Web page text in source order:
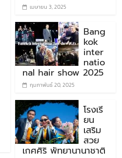
เมษายน 3, 2025
Bang
kok
inter
natio
nal hair show 2025
กุมภาพันธ์ 20, 2025
โรงเรี
ยน
เสริม
สวย
เกศศิริ พัทยานานาชาติ